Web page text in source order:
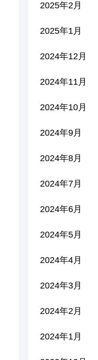
2025年2月
2025年1月
2024年12月
2024年11月
2024年10月
2024年9月
2024年8月
2024年7月
2024年6月
2024年5月
2024年4月
2024年3月
2024年2月
2024年1月